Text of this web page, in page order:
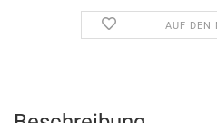
AUF DEN